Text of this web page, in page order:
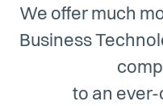
We offer much
Business
to an